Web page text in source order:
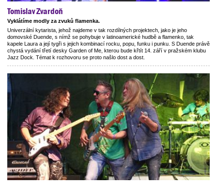
Tomislav Zvardoň
Vyklátíme modly za zvuků flamenka.
Univerzální kytarista, jehož najdeme v tak rozdílných projektech, jako je jeho
domovské Duende, s nímž se pohybuje v latinoamerické hudbě a flamenko, tak
kapele Laura a její tygři s jejich kombinací rocku, popu, funku i punku. S Duende právě
chystá vydání třetí desky Garden of Me, kterou bude křtít 14. září v pražském klubu
Jazz Dock. Témat k rozhovoru se proto našlo dost a dost.